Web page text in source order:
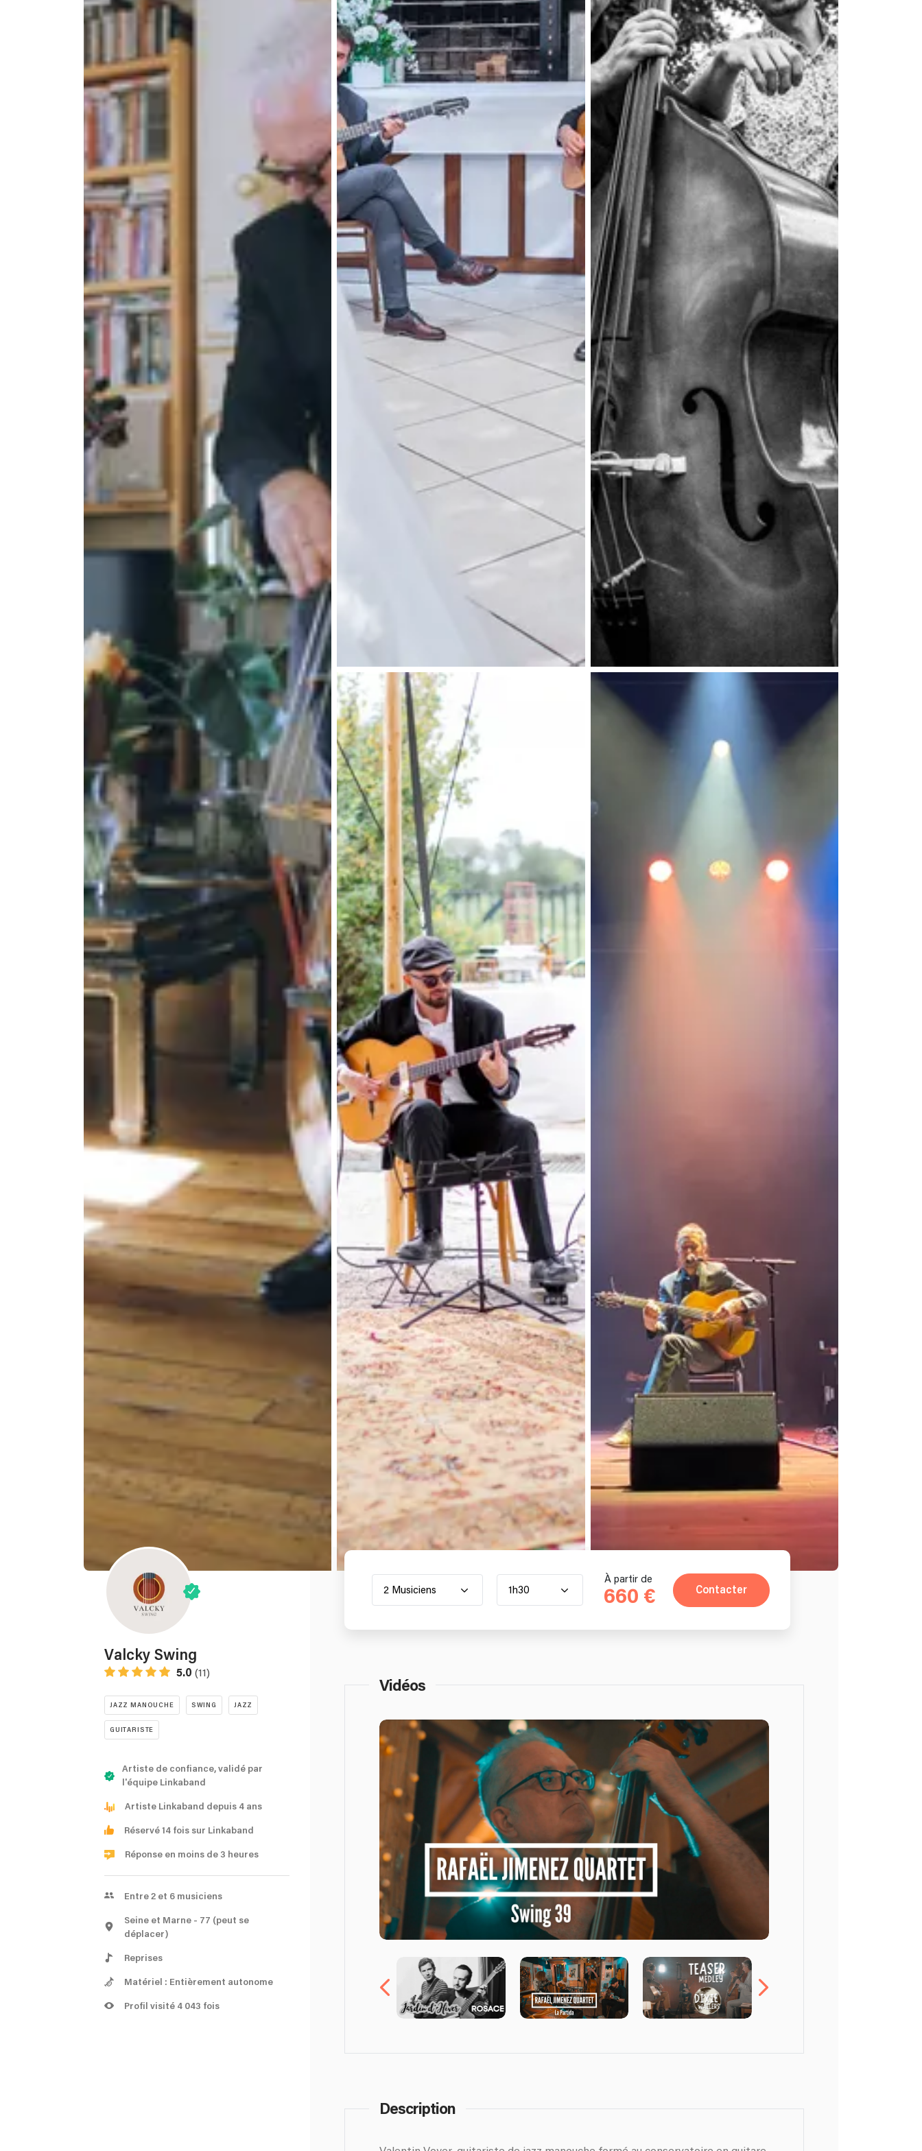
Valcky Swing
5.0 (11)
JAZZ MANOUCHE SWING JAZZ
GUITARISTE
Artiste de confiance, validé par
l'équipe Linkaband
Artiste Linkaband depuis 4 ans
Réservé 14 fois sur Linkaband
Réponse en moins de 3 heures
Entre 2 et 6 musiciens
Seine et Marne - 77 (peut se
déplacer)
Reprises
Matériel : Entièrement autonome
Profil visité 4 043 fois
2 Musiciens 1h30
À partir de
660 € Contacter
Vidéos
Description